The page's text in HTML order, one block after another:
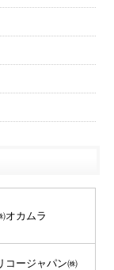
オカムラ
コージャパン㈱